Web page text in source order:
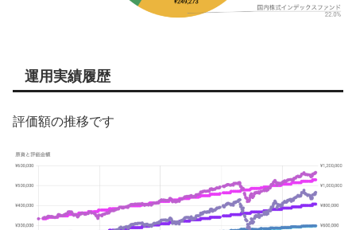
運用実績履歴
評価額の推移です